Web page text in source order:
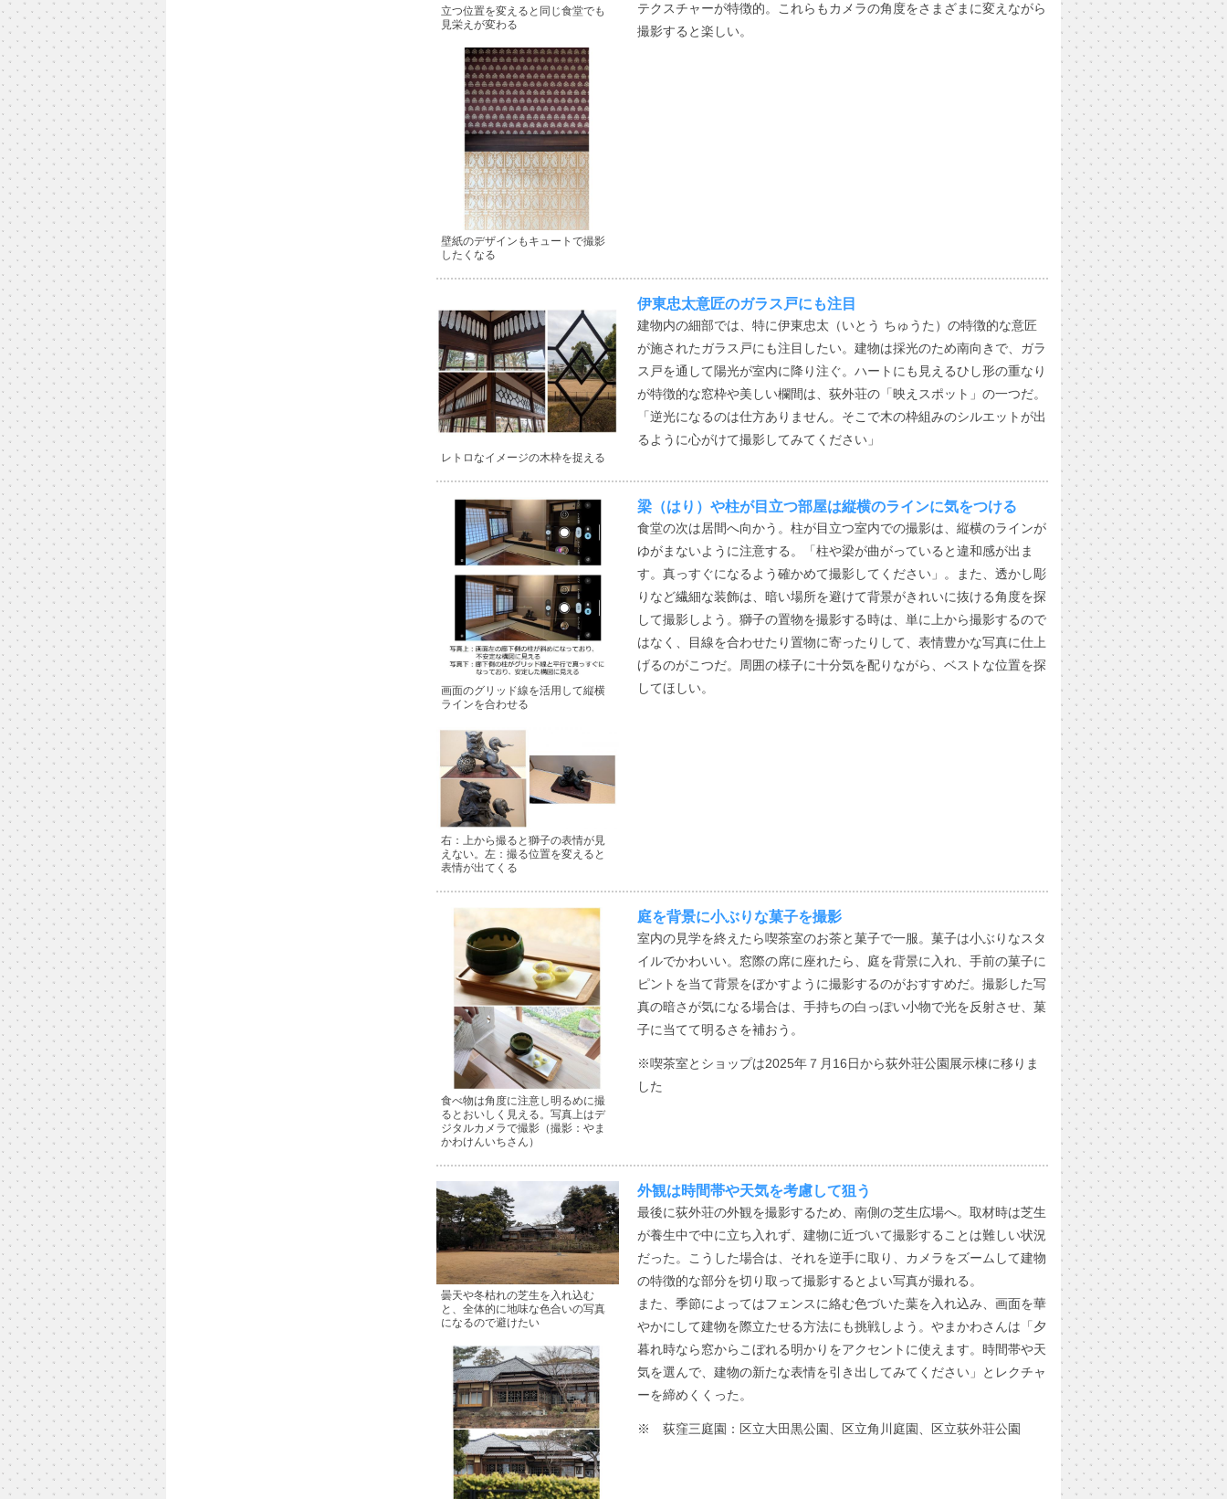
テクスチャーが特徴的。これらもカメラの角度をさまざまに変えながら
撮影すると楽しい。
立つ位置を変えると同じ食堂でも
見栄えが変わる
壁紙のデザインもキュートで撮影
したくなる
伊東忠太意匠のガラス戸にも注目
建物内の細部では、特に伊東忠太（いとう ちゅうた）の特徴的な意匠
が施されたガラス戸にも注目したい。建物は採光のため南向きで、ガラ
ス戸を通して陽光が室内に降り注ぐ。ハートにも見えるひし形の重なり
が特徴的な窓枠や美しい欄間は、荻外荘の「映えスポット」の一つだ。
「逆光になるのは仕方ありません。そこで木の枠組みのシルエットが出
るように心がけて撮影してみてください」
レトロなイメージの木枠を捉える
梁（はり）や柱が目立つ部屋は縦横のラインに気をつける
食堂の次は居間へ向かう。柱が目立つ室内での撮影は、縦横のラインが
ゆがまないように注意する。「柱や梁が曲がっていると違和感が出ま
す。真っすぐになるよう確かめて撮影してください」。また、透かし彫
りなど繊細な装飾は、暗い場所を避けて背景がきれいに抜ける角度を探
して撮影しよう。獅子の置物を撮影する時は、単に上から撮影するので
はなく、目線を合わせたり置物に寄ったりして、表情豊かな写真に仕上
げるのがこつだ。周囲の様子に十分気を配りながら、ベストな位置を探
してほしい。
画面のグリッド線を活用して縦横
ラインを合わせる
右：上から撮ると獅子の表情が見
えない。左：撮る位置を変えると
表情が出てくる
庭を背景に小ぶりな菓子を撮影
室内の見学を終えたら喫茶室のお茶と菓子で一服。菓子は小ぶりなスタ
イルでかわいい。窓際の席に座れたら、庭を背景に入れ、手前の菓子に
ピントを当て背景をぼかすように撮影するのがおすすめだ。撮影した写
真の暗さが気になる場合は、手持ちの白っぽい小物で光を反射させ、菓
子に当てて明るさを補おう。
※喫茶室とショップは2025年７月16日から荻外荘公園展示棟に移りま
した
食べ物は角度に注意し明るめに撮
るとおいしく見える。写真上はデ
ジタルカメラで撮影（撮影：やま
かわけんいちさん）
外観は時間帯や天気を考慮して狙う
最後に荻外荘の外観を撮影するため、南側の芝生広場へ。取材時は芝生
が養生中で中に立ち入れず、建物に近づいて撮影することは難しい状況
だった。こうした場合は、それを逆手に取り、カメラをズームして建物
の特徴的な部分を切り取って撮影するとよい写真が撮れる。
また、季節によってはフェンスに絡む色づいた葉を入れ込み、画面を華
やかにして建物を際立たせる方法にも挑戦しよう。やまかわさんは「夕
暮れ時なら窓からこぼれる明かりをアクセントに使えます。時間帯や天
気を選んで、建物の新たな表情を引き出してみてください」とレクチャ
ーを締めくくった。
※ 荻窪三庭園：区立大田黒公園、区立角川庭園、区立荻外荘公園
曇天や冬枯れの芝生を入れ込む
と、全体的に地味な色合いの写真
になるので避けたい